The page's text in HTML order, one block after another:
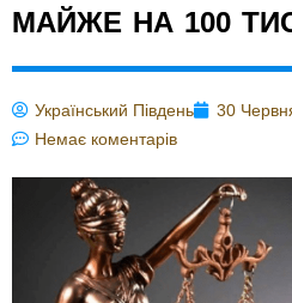
МАЙЖЕ НА 100
Український Південь 30
Немає коментарів